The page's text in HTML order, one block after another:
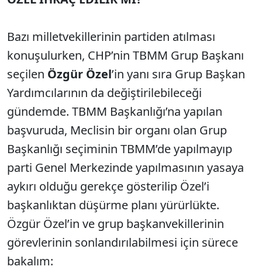
Bazı milletvekillerinin partiden atılması
konuşulurken, CHP’nin TBMM Grup Başkanı
seçilen Özgür Özel’in yanı sıra Grup Başkan
Yardımcılarının da değiştirilebileceği
gündemde. TBMM Başkanlığı’na yapılan
başvuruda, Meclisin bir organı olan Grup
Başkanlığı seçiminin TBMM’de yapılmayıp
parti Genel Merkezinde yapılmasının yasaya
aykırı olduğu gerekçe gösterilip Özel’i
başkanlıktan düşürme planı yürürlükte.
Özgür Özel’in ve grup başkanvekillerinin
görevlerinin sonlandırılabilmesi için sürece
bakalım: